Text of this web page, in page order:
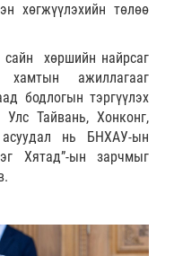
хөгжүүлэхийн төлөө
хөршийн найрсаг
хамтын ажиллагааг
бодлогын тэргүүлэх
Тайвань, Хонконг,
нь БНХАУ-ын
Хятад”-ын зарчмыг